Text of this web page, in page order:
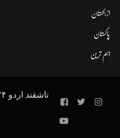
ازبکستان
پاکستان
اہم ترین